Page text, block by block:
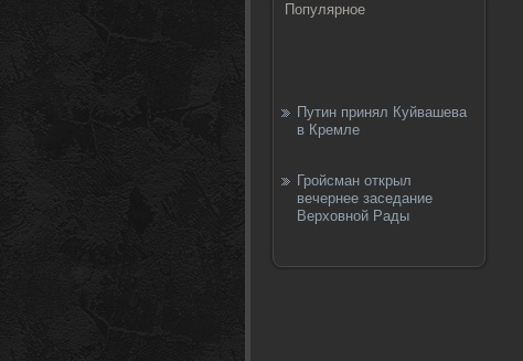
Популярное
Путин принял Куйвашева
в Кремле
Гройсман открыл
вечернее заседание
Верховной Рады